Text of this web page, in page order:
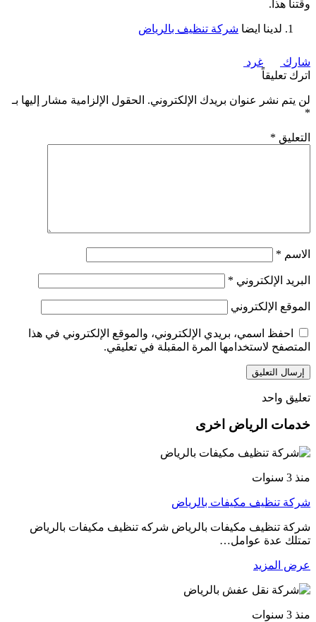
وقتنا هذا.
لدينا ايضا شركة تنظيف بالرياض
شارك
غرد
اترك تعليقاً
لن يتم نشر عنوان بريدك الإلكتروني. الحقول الإلزامية مشار إليها بـ
*
التعليق *
الاسم *
البريد الإلكتروني *
الموقع الإلكتروني
احفظ اسمي، بريدي الإلكتروني، والموقع الإلكتروني في هذا
المتصفح لاستخدامها المرة المقبلة في تعليقي.
تعليق واحد
خدمات الرياض اخرى
منذ 3 سنوات
شركة تنظيف مكيفات بالرياض
شركة تنظيف مكيفات بالرياض شركه تنظيف مكيفات بالرياض
تمتلك عدة عوامل…
عرض المزيد
منذ 3 سنوات